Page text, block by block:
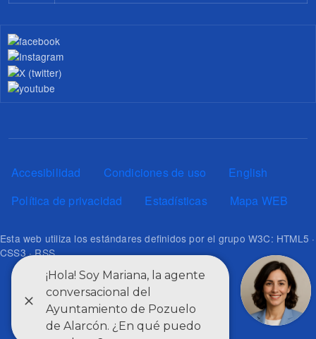
Pie de página
Accesibilidad Condiciones de uso
English
Política de privacidad
Estadísticas Mapa WEB
Esta web utiliza los estándares definidos por el grupo W3C: HTML5 ·
CSS3 · RSS